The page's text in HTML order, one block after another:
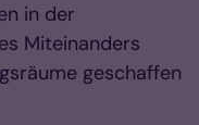
in der
Miteinanders
geschaffen